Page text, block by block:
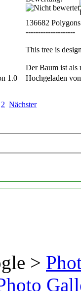
136682 Polygons
--------------------
This tree is
Der Baum ist als
1.0
Hochgeladen
2 Nächster
>